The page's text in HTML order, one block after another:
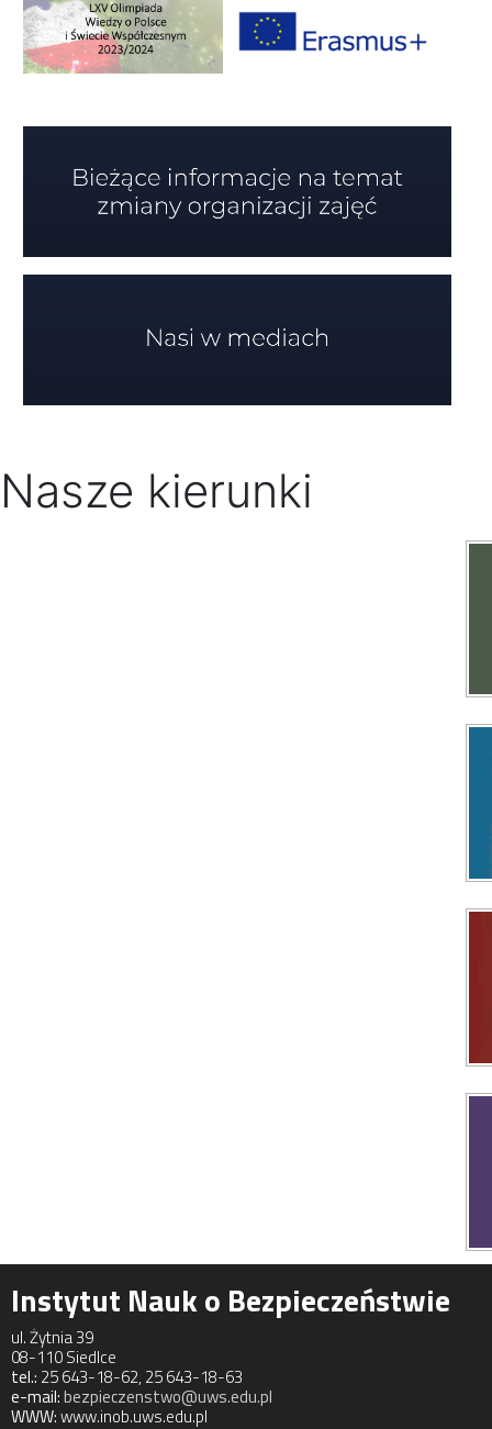
Nasze kierunki
Instytut Nauk o Bezpieczeństwie
ul. Żytnia 39
08-110 Siedlce
tel.: 25 643-18-62, 25 643-18-63
e-mail:bezpieczenstwo@uws.edu.pl
WWW:www.inob.uws.edu.pl